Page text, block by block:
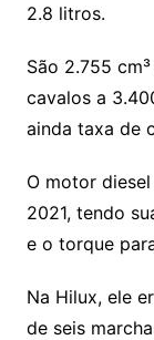
2.8 litros.
São 2.755
cavalos a
ainda taxa de
O motor
2021, tendo
e o torque
Na Hilux, ele
de seis